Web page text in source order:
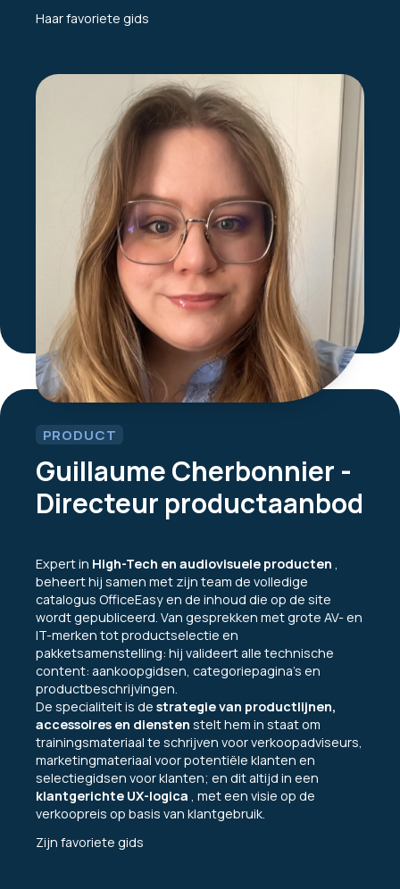
Haar favoriete gids
PRODUCT
Guillaume Cherbonnier -
Directeur productaanbod
Expert in High-Tech en audiovisuele producten ,
beheert hij samen met zijn team de volledige
catalogus OfficeEasy en de inhoud die op de site
wordt gepubliceerd. Van gesprekken met grote AV- en
IT-merken tot productselectie en
pakketsamenstelling: hij valideert alle technische
content: aankoopgidsen, categoriepagina's en
productbeschrijvingen.
De specialiteit is de strategie van productlijnen,
accessoires en diensten stelt hem in staat om
trainingsmateriaal te schrijven voor verkoopadviseurs,
marketingmateriaal voor potentiële klanten en
selectiegidsen voor klanten; en dit altijd in een
klantgerichte UX-logica , met een visie op de
verkoopreis op basis van klantgebruik.
Zijn favoriete gids